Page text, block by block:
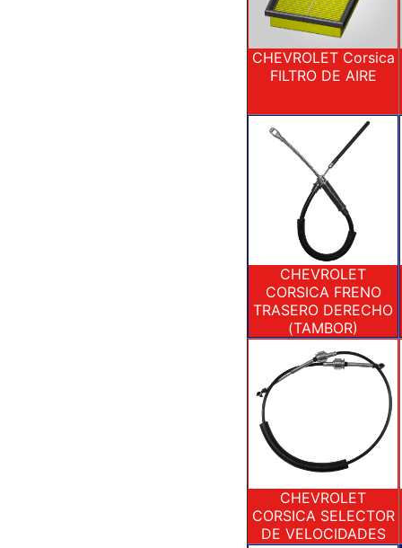
CHEVROLET Corsica
FILTRO DE AIRE
CHEVROLET
CORSICA FRENO
TRASERO DERECHO
(TAMBOR)
CHEVROLET
CORSICA SELECTOR
DE VELOCIDADES